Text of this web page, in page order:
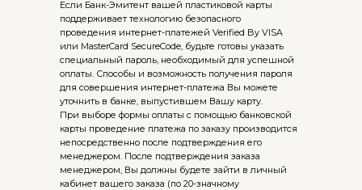
Если Банк-Эмитент вашей пластиковой карты
поддерживает технологию безопасного
проведения интернет-платежей Verified By VISA
или MasterCard SecureCode, будьте готовы указать
специальный пароль, необходимый для успешной
оплаты. Способы и возможность получения пароля
для совершения интернет-платежа Вы можете
уточнить в банке, выпустившем Вашу карту.
При выборе формы оплаты с помощью банковской
карты проведение платежа по заказу производится
непосредственно после подтверждения его
менеджером. После подтверждения заказа
менеджером, Вы должны будете зайти в личный
кабинет вашего заказа (по 20-значному